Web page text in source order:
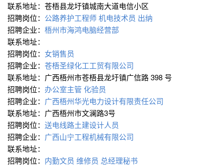
联系地址：苍梧县龙圩镇城南大道电信小区
招聘岗位： 公路养护工程师机电技术员 出纳
招聘企业： 梧州市海鸿电脑经营部
联系地址：
招聘岗位： 女销售员
招聘企业： 苍梧圣绿化工工贸有限公司
联系地址：广西梧州市苍梧县龙圩镇广信路 398 号
招聘岗位： 办公室主管 化验员
招聘企业： 广西梧州华光电力设计有限责任公司
联系地址：广西梧州市文澜路3号
招聘岗位： 送电线路土建设计人员
招聘企业： 广西山宁工程机械有限公司
联系地址：
招聘岗位： 内勤文员 维修员 总经理秘书